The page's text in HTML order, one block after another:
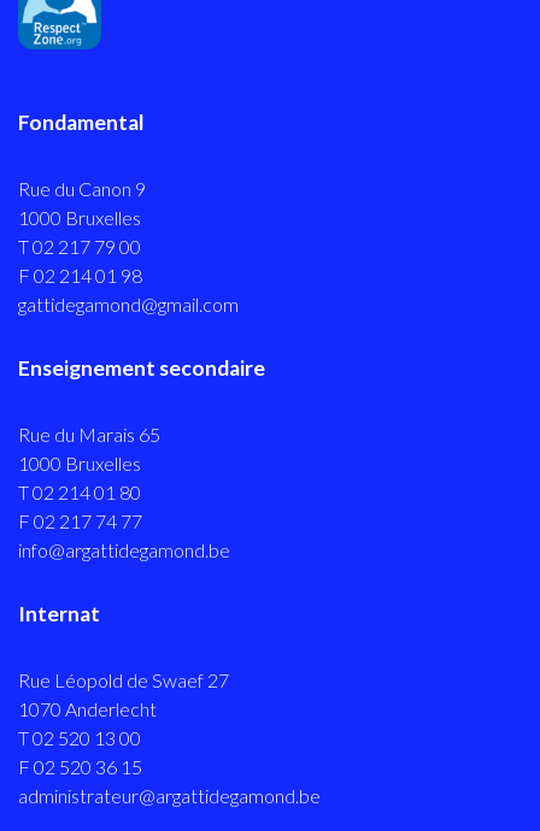
Fondamental
Rue du Canon 9
1000 Bruxelles
T 02 217 79 00
F 02 214 01 98
gattidegamond@gmail.com
Enseignement secondaire
Rue du Marais 65
1000 Bruxelles
T 02 214 01 80
F 02 217 74 77
info@argattidegamond.be
Internat
Rue Léopold de Swaef 27
1070 Anderlecht
T 02 520 13 00
F 02 520 36 15
administrateur@argattidegamond.be